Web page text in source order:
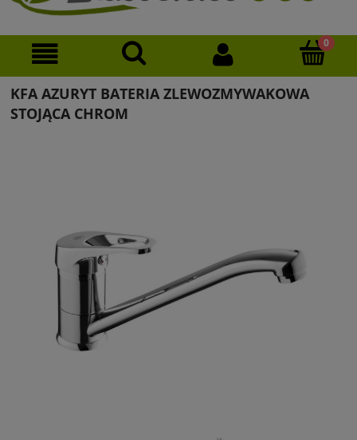
KFA AZURYT BATERIA ZLEWOZMYWAKOWA
STOJĄCA CHROM